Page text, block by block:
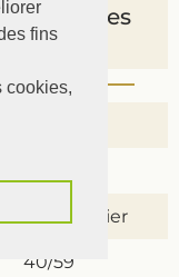
fins
cookies,
fines acier
40/59